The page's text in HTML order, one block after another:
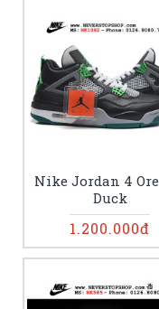
Nike Jordan 4
Duck
1.200.000đ